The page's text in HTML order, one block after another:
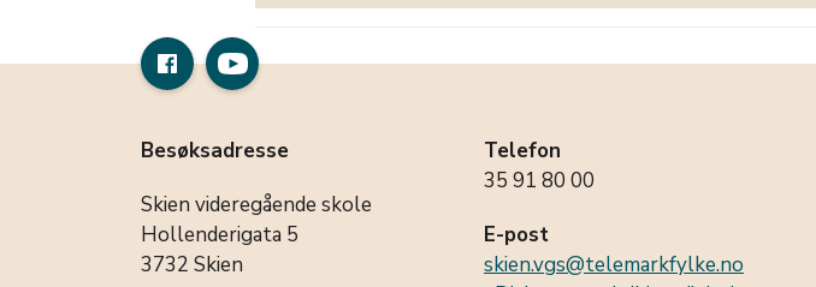
Besøksadresse
Skien videregående skole
Hollenderigata 5
3732 Skien
Telefon
35 91 80 00
E-post
skien.vgs@telemarkfylke.no